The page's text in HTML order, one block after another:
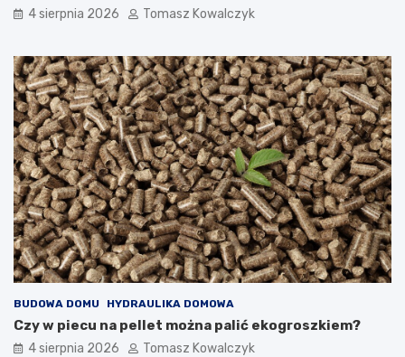
4 sierpnia 2026 Tomasz Kowalczyk
BUDOWA DOMU HYDRAULIKA DOMOWA
Czy w piecu na pellet można palić ekogroszkiem?
4 sierpnia 2026 Tomasz Kowalczyk